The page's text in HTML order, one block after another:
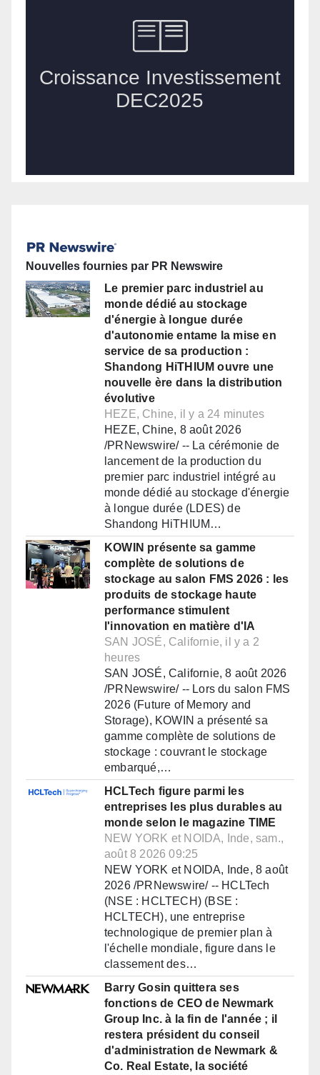
Nouvelles fournies par PR Newswire
Le premier parc industriel au
monde dédié au stockage
d'énergie à longue durée
d'autonomie entame la mise en
service de sa production :
Shandong HiTHIUM ouvre une
nouvelle ère dans la distribution
évolutive
HEZE, Chine, il y a 24 minutes
HEZE, Chine, 8 août 2026
/PRNewswire/ -- La cérémonie de
lancement de la production du
premier parc industriel intégré au
monde dédié au stockage d'énergie
à longue durée (LDES) de
Shandong HiTHIUM…
KOWIN présente sa gamme
complète de solutions de
stockage au salon FMS 2026 : les
produits de stockage haute
performance stimulent
l'innovation en matière d'IA
SAN JOSÉ, Californie, il y a 2
heures
SAN JOSÉ, Californie, 8 août 2026
/PRNewswire/ -- Lors du salon FMS
2026 (Future of Memory and
Storage), KOWIN a présenté sa
gamme complète de solutions de
stockage : couvrant le stockage
embarqué,…
HCLTech figure parmi les
entreprises les plus durables au
monde selon le magazine TIME
NEW YORK et NOIDA, Inde, sam.,
août 8 2026 09:25
NEW YORK et NOIDA, Inde, 8 août
2026 /PRNewswire/ -- HCLTech
(NSE : HCLTECH) (BSE :
HCLTECH), une entreprise
technologique de premier plan à
l'échelle mondiale, figure dans le
classement des…
Barry Gosin quittera ses
fonctions de CEO de Newmark
Group Inc. à la fin de l'année ; il
restera président du conseil
d'administration de Newmark &
Co. Real Estate, la société